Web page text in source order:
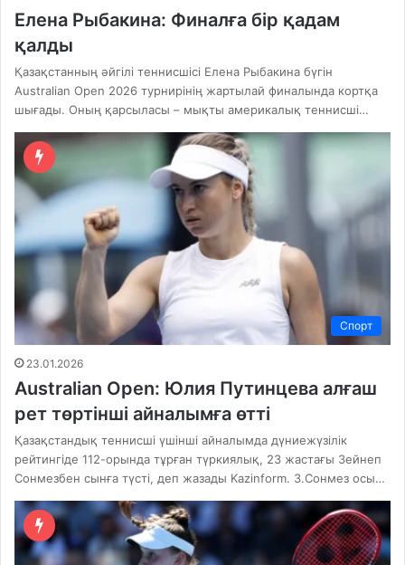
Елена Рыбакина: Финалға бір қадам
қалды
Қазақстанның әйгілі теннисшісі Елена Рыбакина бүгін
Australian Open 2026 турнирінің жартылай финалында кортқа
шығады. Оның қарсыласы – мықты америкалық теннисші…
Спорт
23.01.2026
Australian Open: Юлия Путинцева алғаш
рет төртінші айналымға өтті
Қазақстандық теннисші үшінші айналымда дүниежүзілік
рейтингіде 112-орында тұрған түркиялық, 23 жастағы Зейнеп
Сонмезбен сынға түсті, деп жазады Kazinform. З.Сонмез осы…